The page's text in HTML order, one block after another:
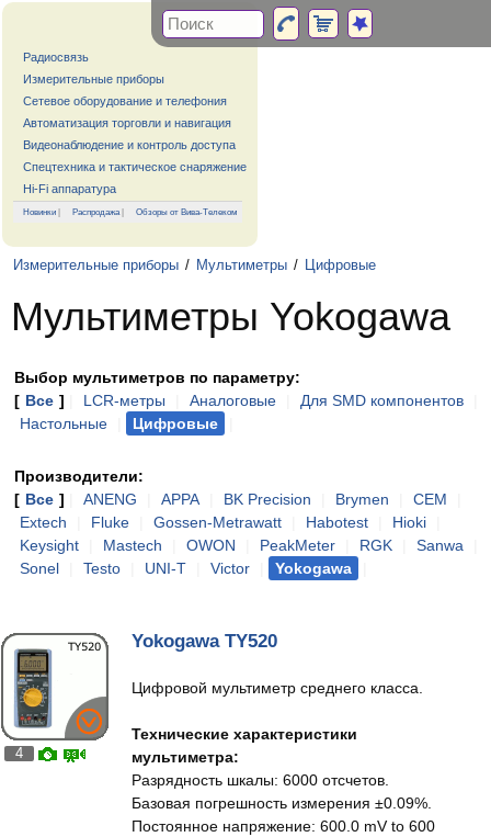
Радиосвязь
Измерительные приборы
Сетевое оборудование и телефония
Автоматизация торговли и навигация
Видеонаблюдение и контроль доступа
Спецтехника и тактическое снаряжение
Hi-Fi аппаратура
Новинки | Распродажа| Обзоры от Вива-Телеком
Измерительные приборы / Мультиметры / Цифровые
Мультиметры Yokogawa
Выбор мультиметров по параметру:
[ Все ] LCR-метры Аналоговые Для SMD компонентов
Настольные
Цифровые
Производители:
[ Все ] ANENG APPA BK Precision Brymen CEM
Extech
Fluke Gossen-Metrawatt Habotest Hioki
Keysight
Mastech OWON PeakMeter RGK Sanwa
Sonel
Testo UNI-T Victor Yokogawa
4
Yokogawa TY520
Цифровой мультиметр среднего класса.
Технические характеристики
мультиметра:
Разрядность шкалы: 6000 отсчетов.
Базовая погрешность измерения ±0.09%.
Постоянное напряжение: 600.0 mV to 600